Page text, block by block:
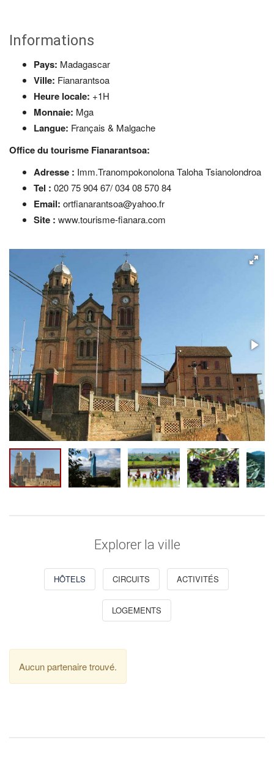
Informations
Pays: Madagascar
Ville: Fianarantsoa
Heure locale: +1H
Monnaie: Mga
Langue: Français & Malgache
Office du tourisme Fianarantsoa:
Adresse : Imm.Tranompokonolona Taloha Tsianolondroa
Tel : 020 75 904 67/ 034 08 570 84
Email: ortfianarantsoa@yahoo.fr
Site : www.tourisme-fianara.com
Explorer la ville
HÔTELS CIRCUITS ACTIVITÉS
LOGEMENTS
Aucun partenaire trouvé.